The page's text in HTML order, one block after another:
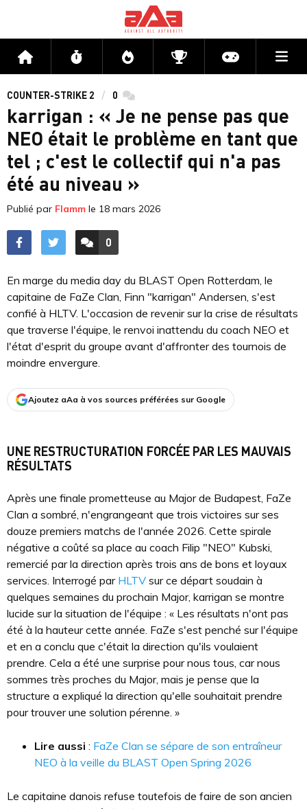
Accueil Flux Directs CompétitionsActu jeux
COUNTER-STRIKE 2 0 commentaires
karrigan : « Je ne pense pas que
NEO était le problème en tant que
tel ; c'est le collectif qui n'a pas
été au niveau »
Publié par Flamm le 18 mars 2026
ACCÉDER AUX
0
COMMENTAIRES
En marge du media day du BLAST Open Rotterdam, le
capitaine de FaZe Clan, Finn "karrigan" Andersen, s'est
confié à HLTV. L'occasion de revenir sur la crise de résultats
que traverse l'équipe, le renvoi inattendu du coach NEO et
l'état d'esprit du groupe avant d'affronter des tournois de
moindre envergure.
Ajoutez aAa à vos sources préférées sur Google
UNE RESTRUCTURATION FORCÉE PAR LES MAUVAIS
RÉSULTATS
Après une finale prometteuse au Major de Budapest, FaZe
Clan a sombré, n'engrangeant que trois victoires sur ses
douze premiers matchs de l'année 2026. Cette spirale
négative a coûté sa place au coach Filip "NEO" Kubski,
remercié par la direction après trois ans de bons et loyaux
services. Interrogé par HLTV sur ce départ soudain à
quelques semaines du prochain Major, karrigan se montre
lucide sur la situation de l'équipe : « Les résultats n'ont pas
été à la hauteur cette année. FaZe s'est penché sur l'équipe
et en a conclu que c'était la direction qu'ils voulaient
prendre. Cela a été une surprise pour nous tous, car nous
sommes très proches du Major, mais je pense que la
structure a expliqué la direction qu'elle souhaitait prendre
pour trouver une solution pérenne. »
Lire aussi : FaZe Clan se sépare de son entraîneur
NEO à la veille du BLAST Open Spring 2026
Le capitaine danois refuse toutefois de faire de son ancien